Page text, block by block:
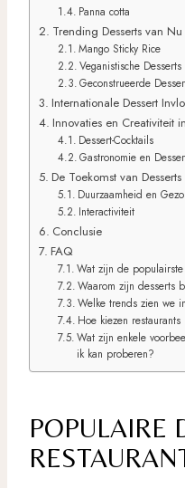
Panna cotta
Trending Desserts van Nu
Mango Sticky Rice
Veganistische Desserts
Geconstrueerde
Internationale Dessert
Innovaties en Creativiteit
Dessert-Cocktails
Gastronomie en
De Toekomst van
Duurzaamheid en
Interactiviteit
Conclusie
FAQ
Wat zijn de populairste
Waarom zijn desserts
Welke trends zien we
Hoe kiezen
Wat zijn enkele
ik kan proberen?
POPULAIRE